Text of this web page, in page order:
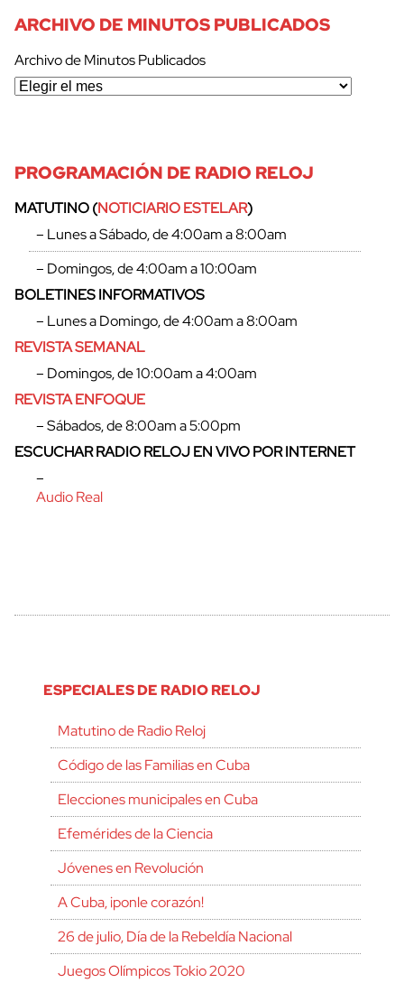
cerrar
ARCHIVO DE MINUTOS PUBLICADOS
Archivo de Minutos Publicados
PROGRAMACIÓN DE RADIO RELOJ
MATUTINO (NOTICIARIO ESTELAR)
– Lunes a Sábado, de 4:00am a 8:00am
– Domingos, de 4:00am a 10:00am
BOLETINES INFORMATIVOS
– Lunes a Domingo, de 4:00am a 8:00am
REVISTA SEMANAL
– Domingos, de 10:00am a 4:00am
REVISTA ENFOQUE
– Sábados, de 8:00am a 5:00pm
ESCUCHAR RADIO RELOJ EN VIVO POR INTERNET
–
Audio Real
ESPECIALES DE RADIO RELOJ
Matutino de Radio Reloj
Código de las Familias en Cuba
Elecciones municipales en Cuba
Efemérides de la Ciencia
Jóvenes en Revolución
A Cuba, ¡ponle corazón!
26 de julio, Día de la Rebeldía Nacional
Juegos Olímpicos Tokio 2020